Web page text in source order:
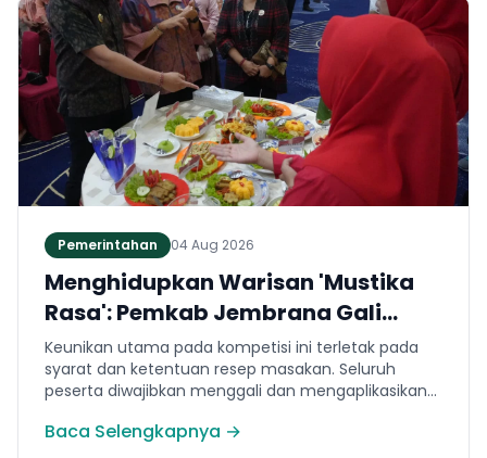
Pemerintahan 04 Aug 2026
Menghidupkan Warisan 'Mustika
Rasa': Pemkab Jembrana Gali
Keteladanan Bung Karno Lewat
Lomba Cipta Menu Kuliner
Keunikan utama pada kompetisi ini terletak pada
syarat dan ketentuan resep masakan. Seluruh
peserta diwajibkan menggali dan mengaplikasikan
Mustika Rasa—buku kumpulan resep Nusantara
Baca Selengkapnya →